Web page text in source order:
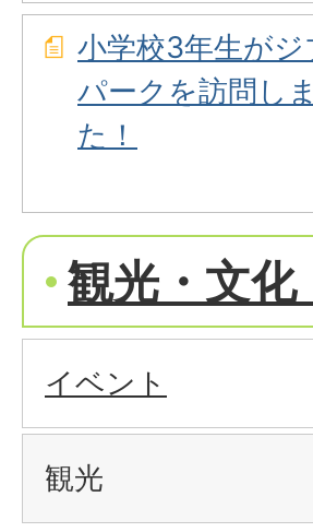
小学校3年生がジ
パークを訪問し
た！
観光・文
イベント
観光